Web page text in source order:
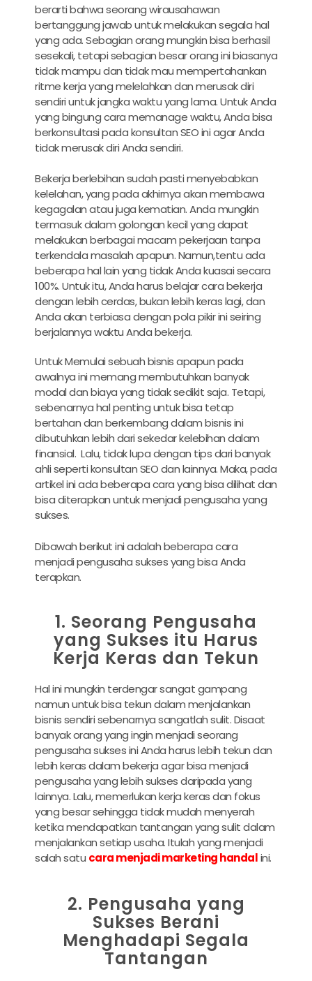
berarti bahwa seorang wirausahawan
bertanggung jawab untuk melakukan segala hal
yang ada. Sebagian orang mungkin bisa berhasil
sesekali, tetapi sebagian besar orang ini biasanya
tidak mampu dan tidak mau mempertahankan
ritme kerja yang melelahkan dan merusak diri
sendiri untuk jangka waktu yang lama. Untuk Anda
yang bingung cara memanage waktu, Anda bisa
berkonsultasi pada konsultan SEO ini agar Anda
tidak merusak diri Anda sendiri.
Bekerja berlebihan sudah pasti menyebabkan
kelelahan, yang pada akhirnya akan membawa
kegagalan atau juga kematian. Anda mungkin
termasuk dalam golongan kecil yang dapat
melakukan berbagai macam pekerjaan tanpa
terkendala masalah apapun. Namun,tentu ada
beberapa hal lain yang tidak Anda kuasai secara
100%. Untuk itu, Anda harus belajar cara bekerja
dengan lebih cerdas, bukan lebih keras lagi, dan
Anda akan terbiasa dengan pola pikir ini seiring
berjalannya waktu Anda bekerja.
Untuk Memulai sebuah bisnis apapun pada
awalnya ini memang membutuhkan banyak
modal dan biaya yang tidak sedikit saja. Tetapi,
sebenarnya hal penting untuk bisa tetap
bertahan dan berkembang dalam bisnis ini
dibutuhkan lebih dari sekedar kelebihan dalam
finansial. Lalu, tidak lupa dengan tips dari banyak
ahli seperti konsultan SEO dan lainnya. Maka, pada
artikel ini ada beberapa cara yang bisa dilihat dan
bisa diterapkan untuk menjadi pengusaha yang
sukses.
Dibawah berikut ini adalah beberapa cara
menjadi pengusaha sukses yang bisa Anda
terapkan.
1. Seorang Pengusaha
yang Sukses itu Harus
Kerja Keras dan Tekun
Hal ini mungkin terdengar sangat gampang
namun untuk bisa tekun dalam menjalankan
bisnis sendiri sebenarnya sangatlah sulit. Disaat
banyak orang yang ingin menjadi seorang
pengusaha sukses ini Anda harus lebih tekun dan
lebih keras dalam bekerja agar bisa menjadi
pengusaha yang lebih sukses daripada yang
lainnya. Lalu, memerlukan kerja keras dan fokus
yang besar sehingga tidak mudah menyerah
ketika mendapatkan tantangan yang sulit dalam
menjalankan setiap usaha. Itulah yang menjadi
salah satu cara menjadi marketing handalini.
2. Pengusaha yang
Sukses Berani
Menghadapi Segala
Tantangan